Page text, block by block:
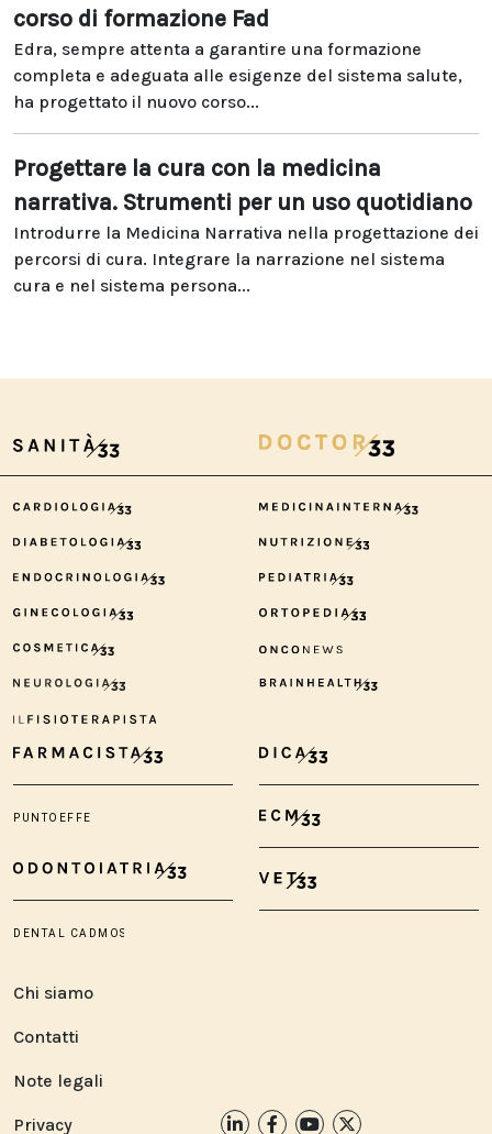
corso di formazione Fad
Edra, sempre attenta a garantire una formazione
completa e adeguata alle esigenze del sistema salute,
ha progettato il nuovo corso...
Progettare la cura con la medicina
narrativa. Strumenti per un uso quotidiano
Introdurre la Medicina Narrativa nella progettazione dei
percorsi di cura. Integrare la narrazione nel sistema
cura e nel sistema persona...
Chi siamo
Contatti
Note legali
Privacy